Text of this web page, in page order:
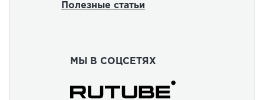
Полезные статьи
МЫ В СОЦСЕТЯХ